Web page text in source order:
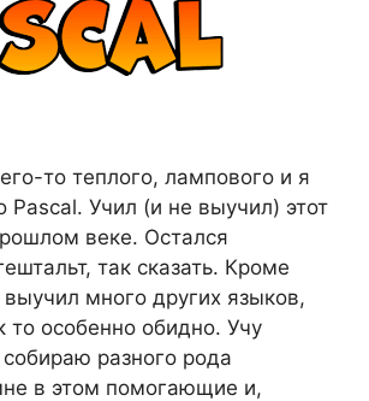
то теплого, лампового и я
Pascal. Учил (и не выучил) этот
веке. Остался
так сказать. Кроме
много других языков,
то особенно обидно. Учу
собираю разного рода
в этом помогающие и,